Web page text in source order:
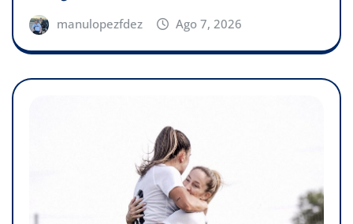
manulopezfdez Ago 7, 2026